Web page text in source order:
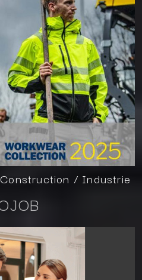
Construction / Industrie